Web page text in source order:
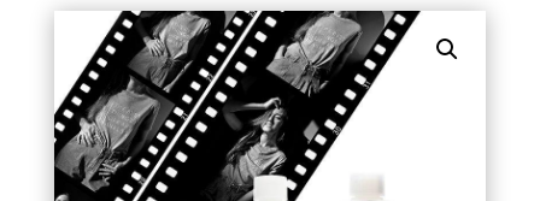
Nedis USB 2.0 A uros - B
uros kaapeli - 1 m
3,99